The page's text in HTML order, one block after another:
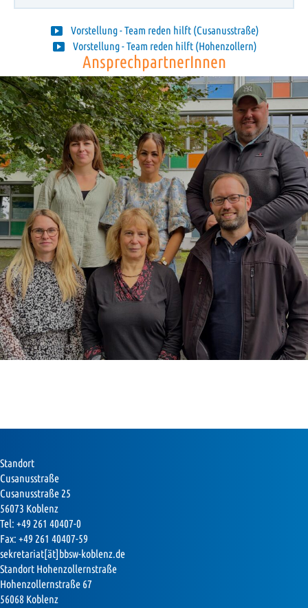
Vorstellung - Team reden hilft (Cusanusstraße)
Vorstellung - Team reden hilft (Hohenzollern)
AnsprechpartnerInnen
Standort
Cusanusstraße
Cusanusstraße 25
56073 Koblenz
Tel: +49 261 40407-0
Fax: +49 261 40407-59
sekretariat[ät]bbsw-koblenz.de
Standort Hohenzollernstraße
Hohenzollernstraße 67
56068 Koblenz